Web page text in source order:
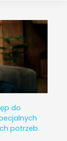
do
potrzeb.